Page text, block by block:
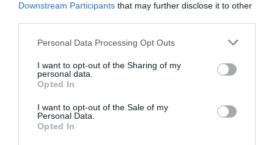
Downstream Participants that may further disclose it to other
Personal Data Processing Opt Outs
I want to opt-out of the Sharing of my
personal data.
Opted In
I want to opt-out of the Sale of my
Personal Data.
Opted In
gobernantes utilizando las herramientas que
tienen. El ayuntamiento, para empezar, podría
bloquear determinadas actividades que no
aportan riqueza o un incremento real del PIB per
cápita. O castigarlas con impuestos especiales. Y